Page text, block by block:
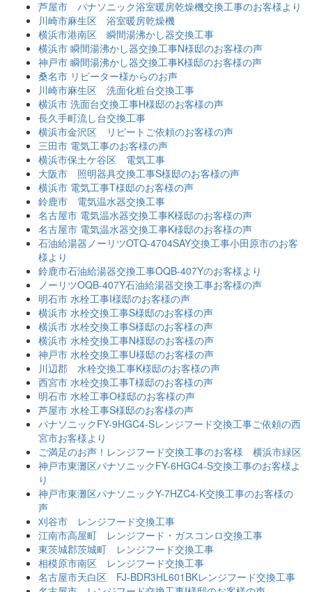
芦屋市 パナソニック浴室暖房乾燥機交換工事のお客様より
川崎市麻生区 浴室暖房乾燥機
横浜市港南区 瞬間湯沸かし器交換工事
横浜市 瞬間湯沸かし器交換工事N様邸のお客様の声
神戸市 瞬間湯沸かし器交換工事K様邸のお客様の声
桑名市 リピーター様からのお声
川崎市麻生区 洗面化粧台交換工事
横浜市 洗面台交換工事H様邸のお客様の声
長久手町流し台交換工事
横浜市金沢区 リピートご依頼のお客様の声
三田市 電気工事のお客様の声
横浜市保土ケ谷区 電気工事
大阪市 照明器具交換工事S様邸のお客様の声
横浜市 電気工事T様邸のお客様の声
鈴鹿市 電気温水器交換工事
名古屋市 電気温水器交換工事K様邸のお客様の声
名古屋市 電気温水器交換工事K様邸のお客様の声
石油給湯器ノーリツOTQ-4704SAY交換工事小田原市のお客
様より
鈴鹿市石油給湯器交換工事OQB-407Yのお客様より
ノーリツOQB-407Y石油給湯器交換工事お客様の声
明石市 水栓工事I様邸のお客様の声
横浜市 水栓交換工事S様邸のお客様の声
横浜市 水栓交換工事S様邸のお客様の声
横浜市 水栓交換工事N様邸のお客様の声
神戸市 水栓交換工事U様邸のお客様の声
川辺郡 水栓交換工事K様邸のお客様の声
西宮市 水栓交換工事T様邸のお客様の声
明石市 水栓工事O様邸のお客様の声
芦屋市 水栓工事S様邸のお客様の声
パナソニックFY-9HGC4-Sレンジフード交換工事ご依頼の西
宮市お客様より
ご満足のお声！レンジフード交換工事のお客様 横浜市緑区
神戸市東灘区パナソニックFY-6HGC4-S交換工事のお客様よ
り
神戸市東灘区パナソニックY-7HZC4-K交換工事のお客様の
声
刈谷市 レンジフード交換工事
江南市高屋町 レンジフード・ガスコンロ交換工事
東茨城郡茨城町 レンジフード交換工事
相模原市南区 レンジフード交換工事
名古屋市天白区 FJ-BDR3HL601BKレンジフード交換工事